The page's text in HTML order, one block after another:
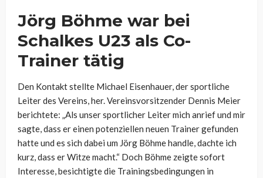
Jörg Böhme war bei
Schalkes U23 als Co-
Trainer tätig
Den Kontakt stellte Michael Eisenhauer, der sportliche
Leiter des Vereins, her. Vereinsvorsitzender Dennis Meier
berichtete: „Als unser sportlicher Leiter mich anrief und mir
sagte, dass er einen potenziellen neuen Trainer gefunden
hatte und es sich dabei um Jörg Böhme handle, dachte ich
kurz, dass er Witze macht.“ Doch Böhme zeigte sofort
Interesse, besichtigte die Trainingsbedingungen in